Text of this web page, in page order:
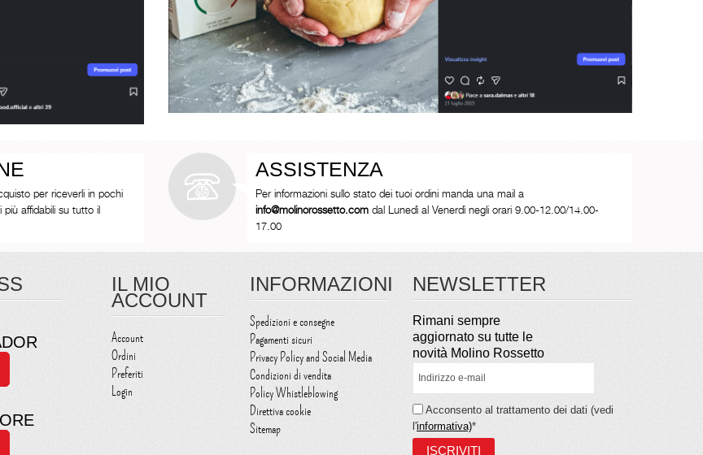
per riceverli in pochi
affidabili su tutto il
ASSISTENZA
Per informazioni sullo stato dei tuoi ordini manda una mail a
info@molinorossetto.com dal Lunedì al Venerdì negli orari 9.00-12.00/14.00-
17.00
IL MIO
ACCOUNT
Account
Ordini
Preferiti
Login
INFORMAZIONI
Spedizioni e consegne
Pagamenti sicuri
Privacy Policy and Social Media
Condizioni di vendita
Policy Whistleblowing
Direttiva cookie
Sitemap
NEWSLETTER
Rimani sempre
aggiornato su tutte le
novità Molino Rossetto
Acconsento al trattamento dei dati (vedi
l'informativa)*